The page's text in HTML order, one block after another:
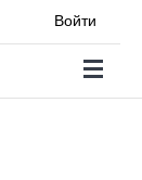
Войти